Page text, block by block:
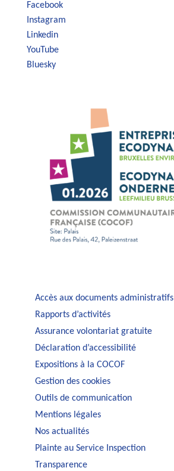
Facebook
Instagram
Linkedin
YouTube
Bluesky
Accès aux documents administratifs
Rapports d’activités
Assurance volontariat gratuite
Déclaration d’accessibilité
Expositions à la COCOF
Gestion des cookies
Outils de communication
Mentions légales
Nos actualités
Plainte au Service Inspection
Transparence